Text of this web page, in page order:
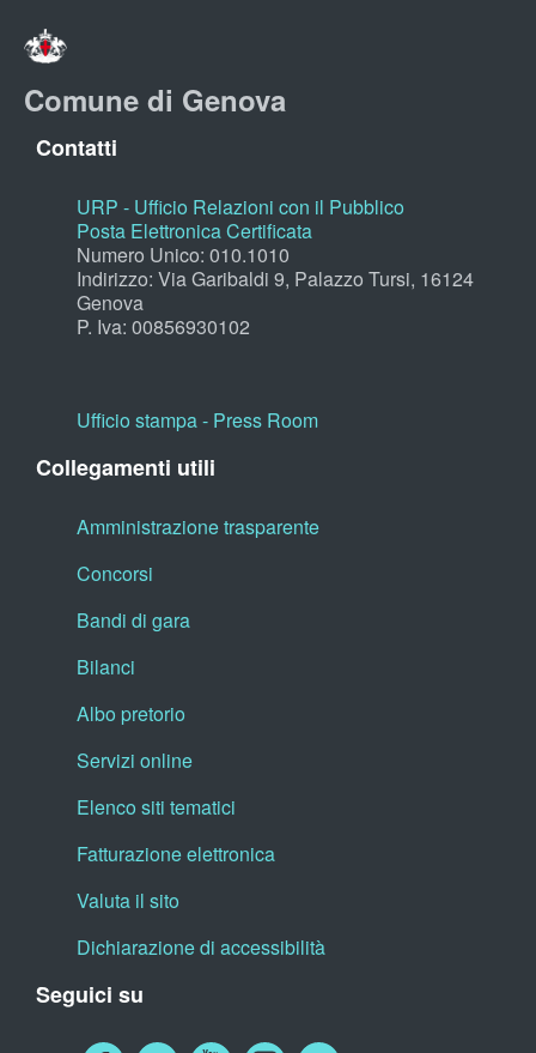
Comune di Genova
Contatti
URP - Ufficio Relazioni con il Pubblico
Posta Elettronica Certificata
Numero Unico: 010.1010
Indirizzo: Via Garibaldi 9, Palazzo Tursi, 16124
Genova
P. Iva: 00856930102
Ufficio stampa - Press Room
Collegamenti utili
Amministrazione trasparente
Concorsi
Bandi di gara
Bilanci
Albo pretorio
Servizi online
Elenco siti tematici
Fatturazione elettronica
Valuta il sito
Dichiarazione di accessibilità
Seguici su